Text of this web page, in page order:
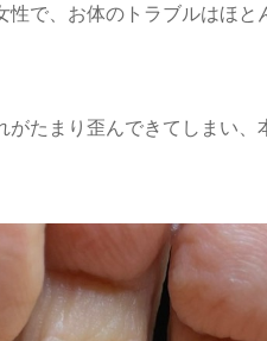
で、お体のトラブルはほと
たまり歪んできてしまい